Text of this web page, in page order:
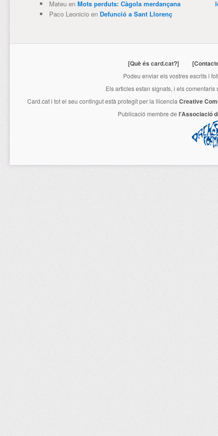
Mateuen Mots perduts: Càgola merdançana
Paco Leonicioen Defunció a Sant Llorenç
[Què és card.cat?]
Podeu enviar els vostres escrits i
Els articles estan signats, i els
Card.cati tot el seu contingut està protegit per la llicencia Creative
Publicació membre de l'Associació